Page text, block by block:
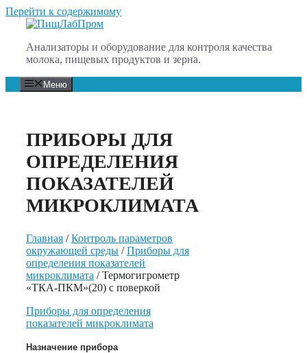
Перейти к содержимому
Анализаторы и оборудование для контроля качества
молока, пищевых продуктов и зерна.
Меню
ПРИБОРЫ ДЛЯ
ОПРЕДЕЛЕНИЯ
ПОКАЗАТЕЛЕЙ
МИКРОКЛИМАТА
Главная /Контроль параметров
окружающей среды /Приборы для
определения показателей
микроклимата / Термогигрометр
«ТКА-ПКМ»(20) с поверкой
Приборы для определения
показателей микроклимата
Назначение прибора